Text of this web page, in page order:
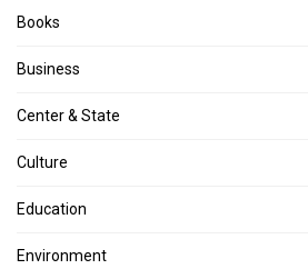
Books
Business
Center & State
Culture
Education
Environment